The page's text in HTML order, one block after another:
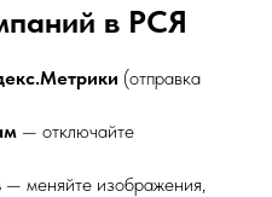
в РСЯ
(отправка
— отключайте
— меняйте изображения,